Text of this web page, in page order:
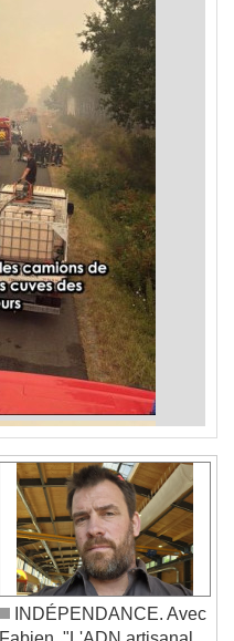
INDÉPENDANCE. Avec